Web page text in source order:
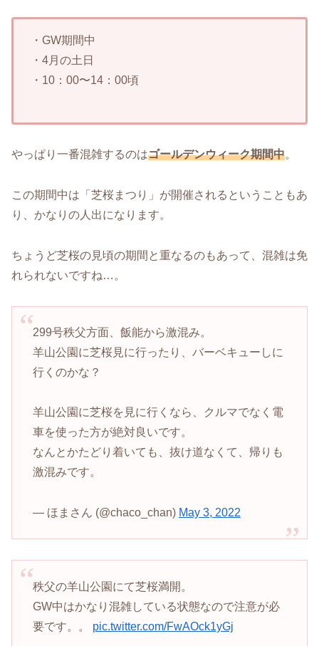
・GW期間中
・4月の土日
・10：00〜14：00頃
やっぱり一番混雑するのはゴールデンウィーク期間中。
この期間中は「芝桜まつり」が開催されるということもあ
り、かなりの人出になります。
ちょうど芝桜の見頃の期間と重なるのもあって、混雑は免
れられないですね…。
299号秩父方面、飯能から激混み。
羊山公園に芝桜見に行ったり、バーベキューしに
行くのかな？
羊山公園に芝桜を見に行くなら、クルマでなく電
車を使った方が絶対良いです。
なんとかたどり着いても、抜け道なくて、帰りも
激混みです。
— ほまさん (@chaco_chan) May 3, 2022
秩父の羊山公園にて芝桜満開。
GW中はかなり混雑している状態なので注意が必
要です。。 pic.twitter.com/FwAOck1yGj